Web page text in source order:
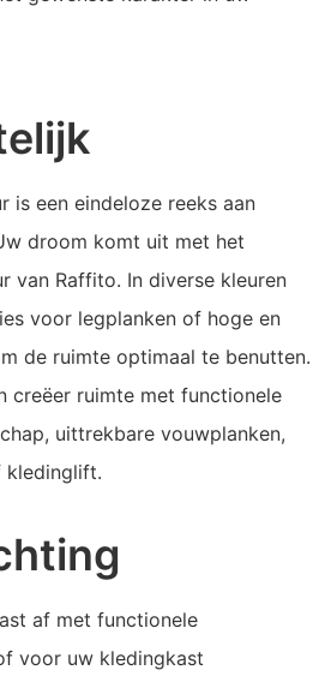
is een eindeloze reeks aan
droom komt uit met het
van Raffito. In diverse kleuren
voor legplanken of hoge en
de ruimte optimaal te benutten.
creëer ruimte met functionele
uittrekbare vouwplanken,
kledinglift.
af met functionele
voor uw kledingkast